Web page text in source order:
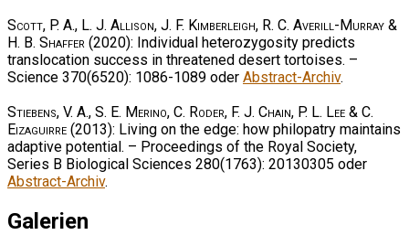
Scott, P. A., L. J. Allison, J. F. Kimberleigh, R. C. Averill-Murray &
H. B. Shaffer (2020): Individual heterozygosity predicts
translocation success in threatened desert tortoises. –
Science 370(6520): 1086-1089 oder Abstract-Archiv.
Stiebens, V. A., S. E. Merino, C. Roder, F. J. Chain, P. L. Lee & C.
Eizaguirre (2013): Living on the edge: how philopatry maintains
adaptive potential. – Proceedings of the Royal Society,
Series B Biological Sciences 280(1763): 20130305 oder
Abstract-Archiv.
Galerien